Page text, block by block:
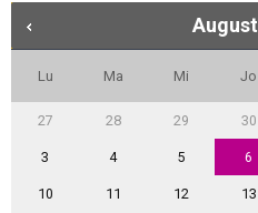
August
Lu Ma Mi Jo
27 28 29 30
3 4 5 6
10 11 12 13